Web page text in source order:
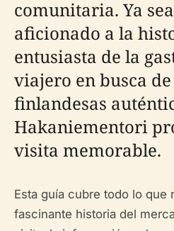
comunitaria. Ya
aficionado a la
entusiasta de la
viajero en busca
finlandesas
Hakaniementori
visita memorable.
Esta guía cubre todo lo que
fascinante historia del